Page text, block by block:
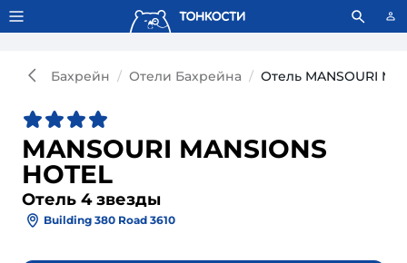
Тонкости используют сookie-файлы. Что это значит?
Бахрейн Отели Бахрейна Отель MANSOURI
MANSOURI MANSIONS
HOTEL
Отель 4 звезды
Building 380 Road 3610